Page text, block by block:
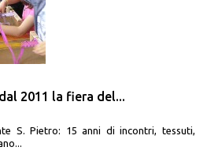
2011 la fiera del...
S. Pietro: 15 anni di incontri, tessuti,